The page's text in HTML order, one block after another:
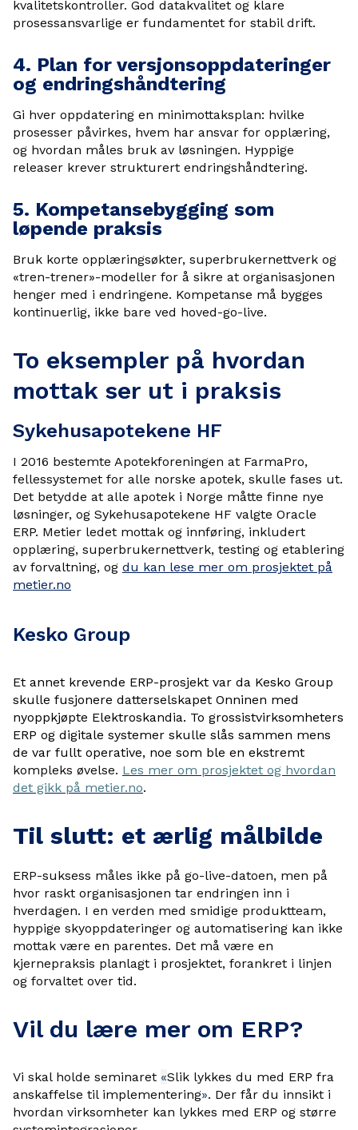
kvalitetskontroller. God datakvalitet og klare
prosessansvarlige er fundamentet for stabil drift.
4. Plan for versjonsoppdateringer
og endringshåndtering
Gi hver oppdatering en minimottaksplan: hvilke
prosesser påvirkes, hvem har ansvar for opplæring,
og hvordan måles bruk av løsningen. Hyppige
releaser krever strukturert endringshåndtering.
5. Kompetansebygging som
løpende praksis
Bruk korte opplæringsøkter, superbrukernettverk og
«tren-trener»-modeller for å sikre at organisasjonen
henger med i endringene. Kompetanse må bygges
kontinuerlig, ikke bare ved hoved-go-live.
To eksempler på hvordan
mottak ser ut i praksis
Sykehusapotekene HF
I 2016 bestemte Apotekforeningen at FarmaPro,
fellessystemet for alle norske apotek, skulle fases ut.
Det betydde at alle apotek i Norge måtte finne nye
løsninger, og Sykehusapotekene HF valgte Oracle
ERP. Metier ledet mottak og innføring, inkludert
opplæring, superbrukernettverk, testing og etablering
av forvaltning, og du kan lese mer om prosjektet på
metier.no
Kesko Group
Et annet krevende ERP-prosjekt var da Kesko Group
skulle fusjonere datterselskapet Onninen med
nyoppkjøpte Elektroskandia. To grossistvirksomheters
ERP og digitale systemer skulle slås sammen mens
de var fullt operative, noe som ble en ekstremt
kompleks øvelse. Les mer om prosjektet og hvordan
det gikk på metier.no.
Til slutt: et ærlig målbilde
ERP-suksess måles ikke på go-live-datoen, men på
hvor raskt organisasjonen tar endringen inn i
hverdagen. I en verden med smidige produktteam,
hyppige skyoppdateringer og automatisering kan ikke
mottak være en parentes. Det må være en
kjernepraksis planlagt i prosjektet, forankret i linjen
og forvaltet over tid.
Vil du lære mer om ERP?
Vi skal holde seminaret «Slik lykkes du med ERP fra
anskaffelse til implementering». Der får du innsikt i
hvordan virksomheter kan lykkes med ERP og større